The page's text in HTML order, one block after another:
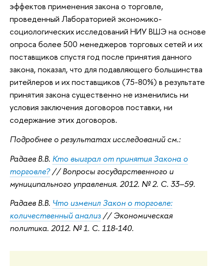
эффектов применения закона о торговле,
проведенный Лабораторией экономико-
социологических исследований НИУ ВШЭ на основе
опроса более 500 менеджеров торговых сетей и их
поставщиков спустя год после принятия данного
закона, показал, что для подавляющего большинства
ритейлеров и их поставщиков (75-80%) в результате
принятия закона существенно не изменились ни
условия заключения договоров поставки, ни
содержание этих договоров.
Подробнее о результатах исследований см.:
Радаев В.В. Кто выиграл от принятия Закона о
торговле?// Вопросы государственного и
муниципального управления. 2012. № 2. С. 33–59.
Радаев В.В. Что изменил Закон о торговле:
количественный анализ // Экономическая
политика. 2012. № 1. С. 118-140.